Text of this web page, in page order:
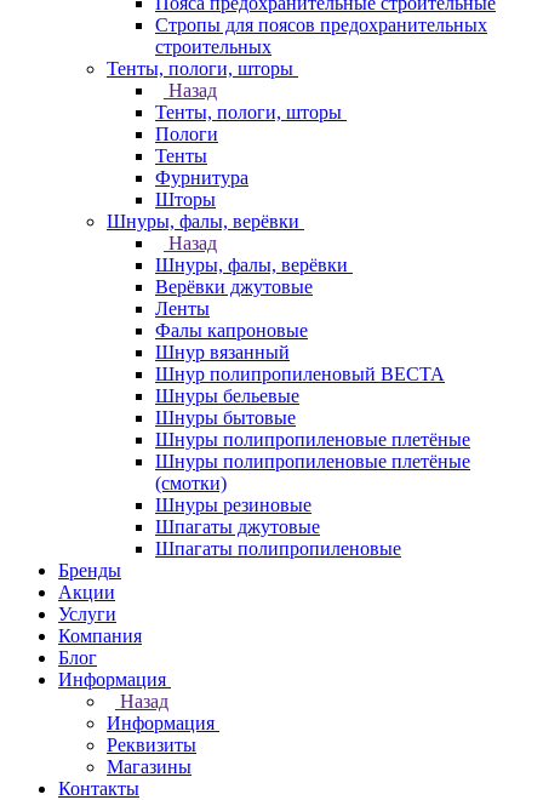
Стропы для поясов предохранительных
строительных
Тенты, пологи, шторы
Назад
Тенты, пологи, шторы
Пологи
Тенты
Фурнитура
Шторы
Шнуры, фалы, верёвки
Назад
Шнуры, фалы, верёвки
Верёвки джутовые
Ленты
Фалы капроновые
Шнур вязанный
Шнур полипропиленовый ВЕСТА
Шнуры бельевые
Шнуры бытовые
Шнуры полипропиленовые плетёные
Шнуры полипропиленовые плетёные
(смотки)
Шнуры резиновые
Шпагаты джутовые
Шпагаты полипропиленовые
Бренды
Акции
Услуги
Компания
Блог
Информация
Назад
Информация
Реквизиты
Магазины
Контакты